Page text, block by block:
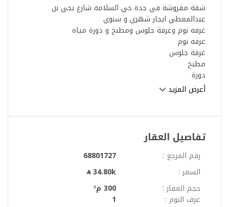
شقة مفروشة في جدة حي السلامة شارع يحي بن
عبدالمعطي ايجار شهري و سنوي
غرفه نوم وغرفة جلوس ومطبخ و دورة مياه
غرفه نوم
غرفة جلوس
مطبخ
دورة
مياه
مميزات العقار
خدمة صيانة طوال فترة العقد
أجهزة كهربائية متوفرة
كاميرات مراقبة
مدخل للعمارة
مصاعد داخلية
مميزات الموقع
أعرض المزيد
تفاصيل العقار
رقم المرجع :
68801727
السعر :
34.80k
حجم العقار :
300 م²
غرف النوم :
1